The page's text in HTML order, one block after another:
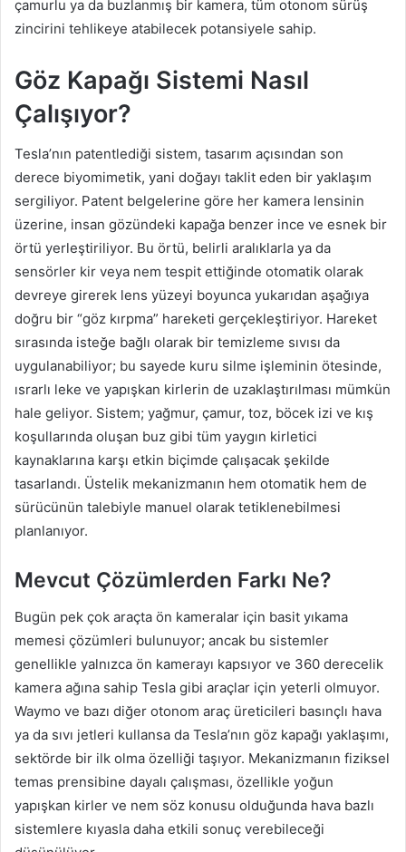
çamurlu ya da buzlanmış bir kamera, tüm otonom sürüş
zincirini tehlikeye atabilecek potansiyele sahip.
Göz Kapağı Sistemi Nasıl
Çalışıyor?
Tesla’nın patentlediği sistem, tasarım açısından son
derece biyomimetik, yani doğayı taklit eden bir yaklaşım
sergiliyor. Patent belgelerine göre her kamera lensinin
üzerine, insan gözündeki kapağa benzer ince ve esnek bir
örtü yerleştiriliyor. Bu örtü, belirli aralıklarla ya da
sensörler kir veya nem tespit ettiğinde otomatik olarak
devreye girerek lens yüzeyi boyunca yukarıdan aşağıya
doğru bir “göz kırpma” hareketi gerçekleştiriyor. Hareket
sırasında isteğe bağlı olarak bir temizleme sıvısı da
uygulanabiliyor; bu sayede kuru silme işleminin ötesinde,
ısrarlı leke ve yapışkan kirlerin de uzaklaştırılması mümkün
hale geliyor. Sistem; yağmur, çamur, toz, böcek izi ve kış
koşullarında oluşan buz gibi tüm yaygın kirletici
kaynaklarına karşı etkin biçimde çalışacak şekilde
tasarlandı. Üstelik mekanizmanın hem otomatik hem de
sürücünün talebiyle manuel olarak tetiklenebilmesi
planlanıyor.
Mevcut Çözümlerden Farkı Ne?
Bugün pek çok araçta ön kameralar için basit yıkama
memesi çözümleri bulunuyor; ancak bu sistemler
genellikle yalnızca ön kamerayı kapsıyor ve 360 derecelik
kamera ağına sahip Tesla gibi araçlar için yeterli olmuyor.
Waymo ve bazı diğer otonom araç üreticileri basınçlı hava
ya da sıvı jetleri kullansa da Tesla’nın göz kapağı yaklaşımı,
sektörde bir ilk olma özelliği taşıyor. Mekanizmanın fiziksel
temas prensibine dayalı çalışması, özellikle yoğun
yapışkan kirler ve nem söz konusu olduğunda hava bazlı
sistemlere kıyasla daha etkili sonuç verebileceği